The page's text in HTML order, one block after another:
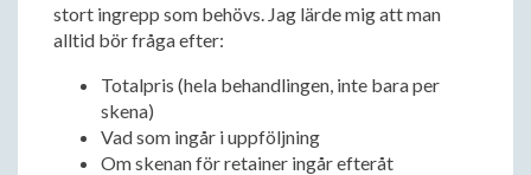
stort ingrepp som behövs. Jag lärde mig att man
alltid bör fråga efter:
Totalpris (hela behandlingen, inte bara per
skena)
Vad som ingår i uppföljning
Om skenan för retainer ingår efteråt